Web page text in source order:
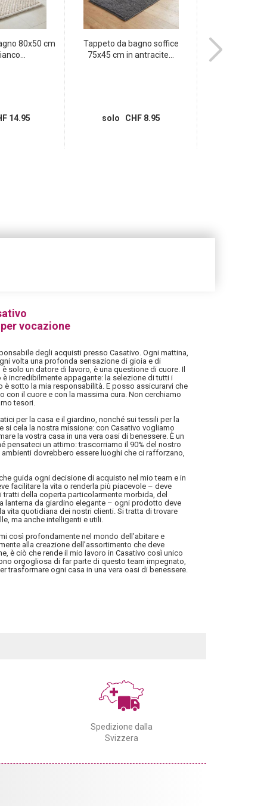
80x50 cm
14.95
Tappeto da bagno soffice
75x45 cm in antracite...
solo CHF 8.95
Moderna
vocazione
degli acquisti presso Casativo. Ogni mattina,
volta una profonda sensazione di gioia e di
solo un datore di lavoro, è una questione di cuore. Il
incredibilmente appagante: la selezione di tutti i
sotto la mia responsabilità. E posso assicurarvi che
con il cuore e con la massima cura. Non cerchiamo
tesori.
per la casa e il giardino, nonché sui tessili per la
si cela la nostra missione: con Casativo vogliamo
la vostra casa in una vera oasi di benessere. È un
pensateci un attimo: trascorriamo il 90% del nostro
dovrebbero essere luoghi che ci rafforzano,
guida ogni decisione di acquisto nel mio team e in
facilitare la vita o renderla più piacevole – deve
tratti della coperta particolarmente morbida, del
lanterna da giardino elegante – ogni prodotto deve
vita quotidiana dei nostri clienti. Si tratta di trovare
ma anche intelligenti e utili.
così profondamente nel mondo dell’abitare e
alla creazione dell’assortimento che deve
è ciò che rende il mio lavoro in Casativo così unico
orgogliosa di far parte di questo team impegnato,
trasformare ogni casa in una vera oasi di benessere.
Spedizione dalla
Svizzera